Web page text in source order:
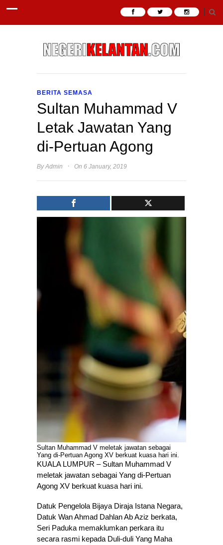
BERITA SEMASA
Sultan Muhammad V
Letak Jawatan Yang
di-Pertuan Agong
ByAdmin · On 6 January, 2019
Sultan Muhammad V meletak jawatan sebagai
Yang di-Pertuan Agong XV berkuat kuasa hari ini.
KUALA LUMPUR – Sultan Muhammad V
meletak jawatan sebagai Yang di-Pertuan
Agong XV berkuat kuasa hari ini.
Datuk Pengelola Bijaya Diraja Istana Negara,
Datuk Wan Ahmad Dahlan Ab Aziz berkata,
Seri Paduka memaklumkan perkara itu
secara rasmi kepada Duli-duli Yang Maha